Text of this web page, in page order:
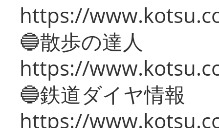
https://
🔵散歩の達人
https://
🔵鉄道ダイヤ情報
https://